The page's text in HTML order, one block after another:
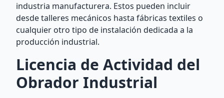
industria manufacturera. Estos pueden incluir
desde talleres mecánicos hasta fábricas textiles o
cualquier otro tipo de instalación dedicada a la
producción industrial.
Licencia de Actividad del
Obrador Industrial